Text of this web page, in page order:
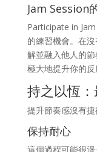
Jam Session
Participate in
的練習機會。在
解並融入他人的
極大地提升你的反
持之以恆
提升節奏感沒有捷
保持耐心
這個過程可能很